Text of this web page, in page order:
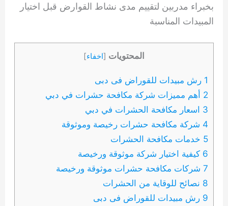
بخبراء مدربين لتقييم مدى نشاط القوارض قبل اختيار
المبيدات المناسبة
المحتويات [اخفاء]
1 رش مبيدات للقوراض فى دبى
2 أهم مميزات شركة مكافحة حشرات في دبي
3 اسعار مكافحة الحشرات في دبي
4 شركة مكافحة حشرات رخيصة وموثوقة
5 خدمات مكافحة الحشرات
6 كيفية اختيار شركة موثوقة ورخيصة
7 شركات مكافحة حشرات موثوقة ورخيصة
8 نصائح للوقاية من الحشرات
9 رش مبيدات للقوراض فى دبى